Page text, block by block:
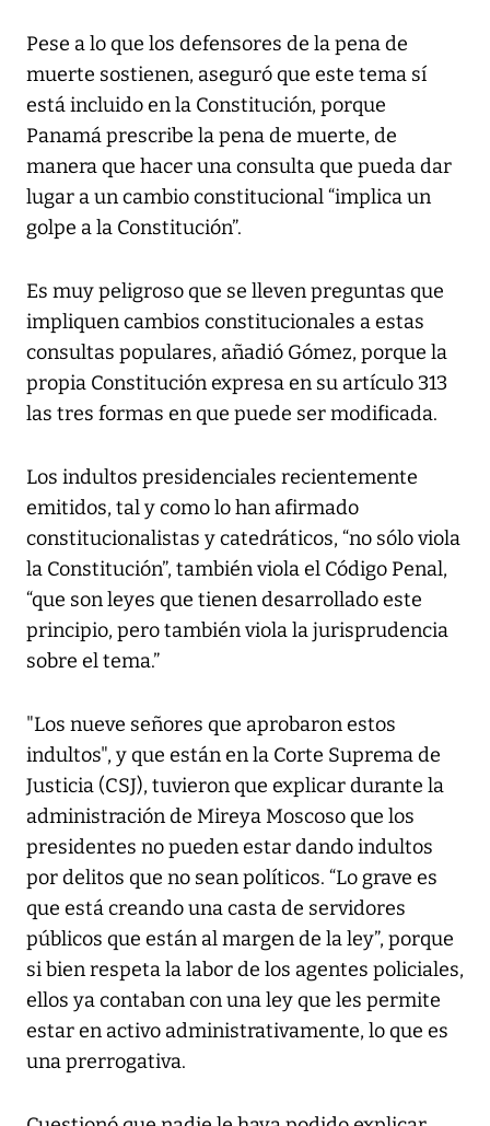
Pese a lo que los defensores de la pena de
muerte sostienen, aseguró que este tema sí
está incluido en la Constitución, porque
Panamá prescribe la pena de muerte, de
manera que hacer una consulta que pueda dar
lugar a un cambio constitucional “implica un
golpe a la Constitución”.
Es muy peligroso que se lleven preguntas que
impliquen cambios constitucionales a estas
consultas populares, añadió Gómez, porque la
propia Constitución expresa en su artículo 313
las tres formas en que puede ser modificada.
Los indultos presidenciales recientemente
emitidos, tal y como lo han afirmado
constitucionalistas y catedráticos, “no sólo viola
la Constitución”, también viola el Código Penal,
“que son leyes que tienen desarrollado este
principio, pero también viola la jurisprudencia
sobre el tema.”
"Los nueve señores que aprobaron estos
indultos", y que están en la Corte Suprema de
Justicia (CSJ), tuvieron que explicar durante la
administración de Mireya Moscoso que los
presidentes no pueden estar dando indultos
por delitos que no sean políticos. “Lo grave es
que está creando una casta de servidores
públicos que están al margen de la ley”, porque
si bien respeta la labor de los agentes policiales,
ellos ya contaban con una ley que les permite
estar en activo administrativamente, lo que es
una prerrogativa.